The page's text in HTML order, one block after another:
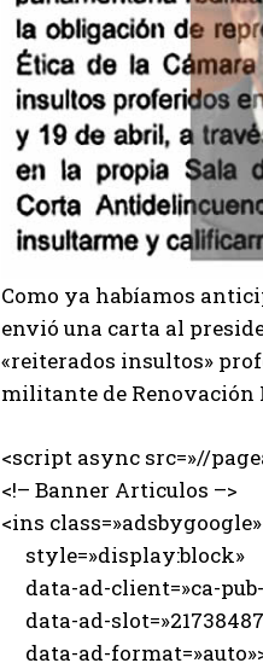
Como ya habíamos
envió una carta al
«reiterados insultos»
militante de Renovación
<script async src=»//
<!– Banner Articulos –>
<ins class=»adsbygoogle»
style=»display:block»
data-ad-client=»ca-pub-
data-ad-
data-ad-